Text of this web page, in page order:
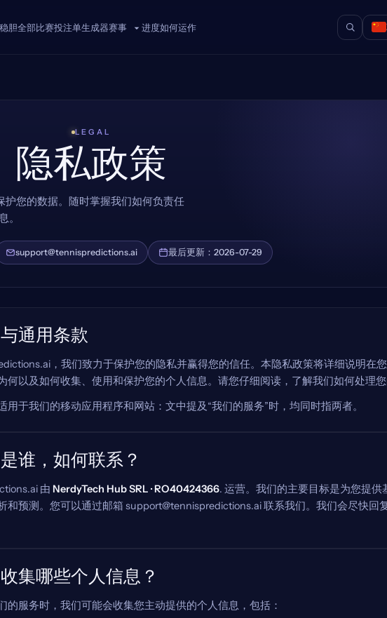
胆全部比赛投注单生成器赛事 进度如何运作
LEGAL
隐私政策
您的数据。随时掌握我们如何负责任
。
support@tennispredictions.ai 最后更新：2026-07-29
通用条款
，我们致力于保护您的隐私并赢得您的信任。本隐私政策将详细说明在
何以及如何收集、使用和保护您的个人信息。请您仔细阅读，了解我们如何处理您
用于我们的移动应用程序和网站：文中提及“我们的服务”时，均同时指两者。
谁，如何联系？
由 NerdyTech Hub SRL · RO40424366. 运营。我们的主要目标是为您提供
和预测。您可以通过邮箱 support@tennispredictions.ai 联系我们。我们会尽快回
集哪些个人信息？
的服务时，我们可能会收集您主动提供的个人信息，包括：